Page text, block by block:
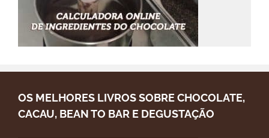
OS MELHORES LIVROS SOBRE CHOCOLATE,
CACAU, BEAN TO BAR E DEGUSTAÇÃO